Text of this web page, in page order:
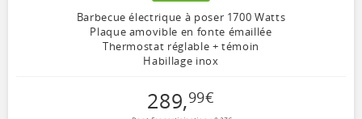
Barbecue électrique à poser 1700 Watts
Plaque amovible en fonte émaillée
Thermostat réglable + témoin
Habillage inox
289,99€